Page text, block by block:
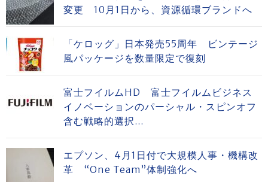
変更 10月1日から、資源循環ブランドへ
「ケロッグ」日本発売55周年 ビンテージ
風パッケージを数量限定で復刻
富士フイルムHD 富士フイルムビジネス
イノベーションのパーシャル・スピンオフ
含む戦略的選択...
エプソン、4月1日付で大規模人事・機構改
革 “One Team”体制強化へ